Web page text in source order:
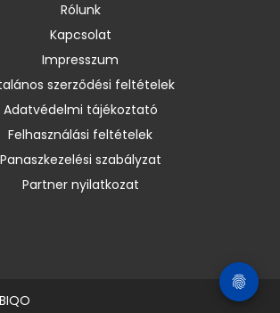
Rólunk
Kapcsolat
Impresszum
szerződési feltételek
Adatvédelmi tájékoztató
Felhasználási feltételek
Panaszkezelési szabályzat
Partner nyilatkozat